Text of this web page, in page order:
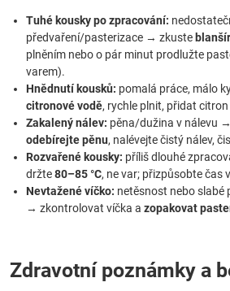
Tuhé kousky po zpracování:
předvaření/pasterizace → zkuste
plněním nebo o pár minut prodlužte
varem).
Hnědnutí kousků: pomalá práce, málo
citronové vodě, rychle plnit, přidat
Zakalený nálev: pěna/dužina v nálevu
odebírejte pěnu, nalévejte čistý nálev,
Rozvařené kousky: příliš dlouhé
držte80–85 °C, ne var; přizpůsobte čas
Nevtažené víčko: netěsnost nebo slabé
→ zkontrolovat víčka a zopakovat
Zdravotní poznámky a